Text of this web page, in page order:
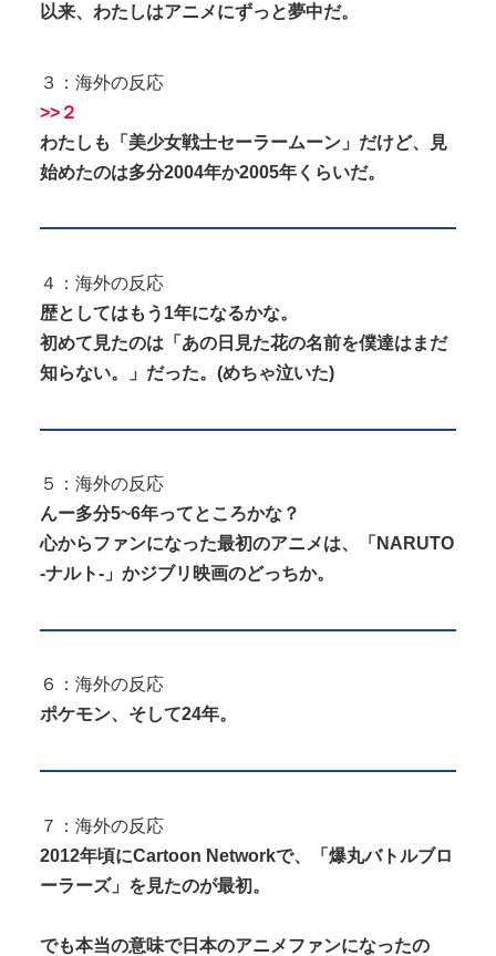
以来、わたしはアニメにずっと夢中だ。
３：海外の反応
>>２
わたしも「美少女戦士セーラームーン」だけど、見
始めたのは多分2004年か2005年くらいだ。
４：海外の反応
歴としてはもう1年になるかな。
初めて見たのは「あの日見た花の名前を僕達はまだ
知らない。」だった。(めちゃ泣いた)
５：海外の反応
んー多分5~6年ってところかな？
心からファンになった最初のアニメは、「NARUTO
-ナルト-」かジブリ映画のどっちか。
６：海外の反応
ポケモン、そして24年。
７：海外の反応
2012年頃にCartoon Networkで、「爆丸バトルブロ
ーラーズ」を見たのが最初。
でも本当の意味で日本のアニメファンになったの